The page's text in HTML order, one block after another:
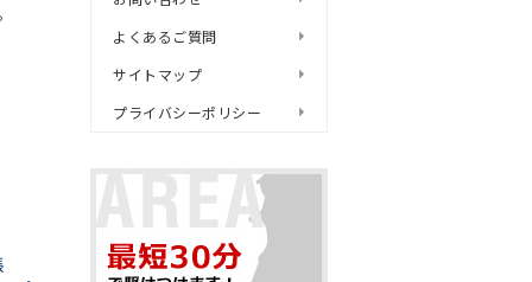
よくあるご質問
サイトマップ
プライバシーポリシー